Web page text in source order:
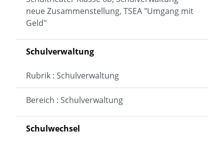
neue Zusammenstellung, TSEA "Umgang mit
Geld"
Schulverwaltung
Rubrik : Schulverwaltung
Bereich : Schulverwaltung
Schulwechsel